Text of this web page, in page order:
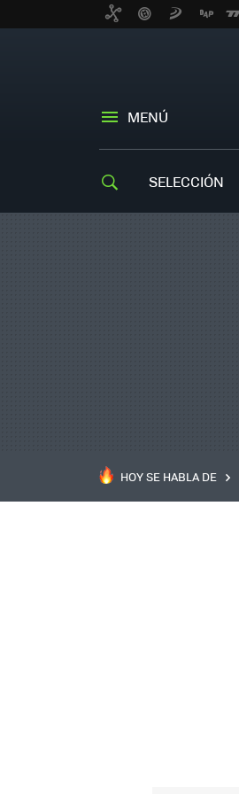
MENÚ
SELECCIÓN
HOY SE HABLA DE